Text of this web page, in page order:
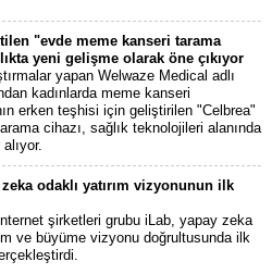
"evde meme kanseri tarama
yeni gelişme olarak öne çıkıyor
yapan Welwaze Medical adlı
kadınlarda meme kanseri
erken teşhisi için geliştirilen "Celbrea"
cihazı, sağlık teknolojileri alanında
odaklı yatırım vizyonunun ilk
şirketleri grubu iLab, yapay zeka
ve büyüme vizyonu doğrultusunda ilk